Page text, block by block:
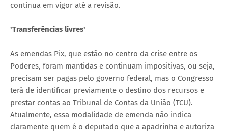
continua em vigor até a revisão.
'Transferências livres'
As emendas Pix, que estão no centro da crise entre os
Poderes, foram mantidas e continuam impositivas, ou seja,
precisam ser pagas pelo governo federal, mas o Congresso
terá de identificar previamente o destino dos recursos e
prestar contas ao Tribunal de Contas da União (TCU).
Atualmente, essa modalidade de emenda não indica
claramente quem é o deputado que a apadrinha e autoriza